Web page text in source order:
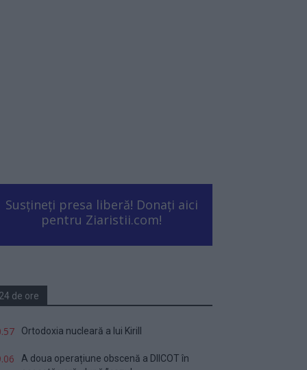
Susțineți presa liberă! Donați aici
pentru Ziaristii.com!
24 de ore
Ortodoxia nucleară a lui Kirill
A doua operațiune obscenă a DIICOT în